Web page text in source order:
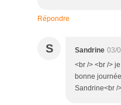
Répondre
S Sandrine 03/
<br /> <br />
bonne
Sandrine<br /